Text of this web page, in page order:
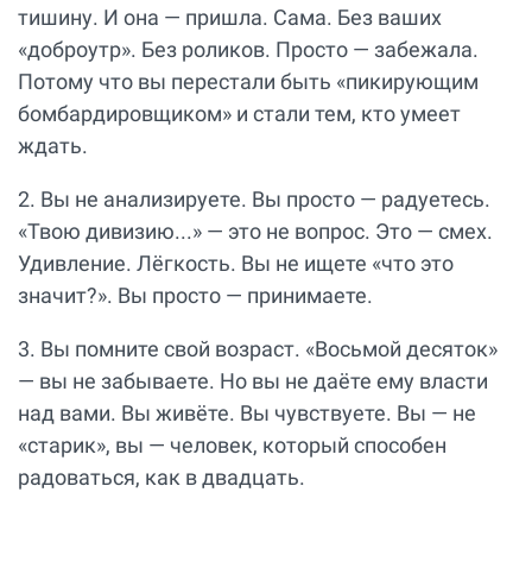
тишину. И она — пришла. Сама. Без ваших
«доброутр». Без роликов. Просто — забежала.
Потому что вы перестали быть «пикирующим
бомбардировщиком» и стали тем, кто умеет
ждать.
2. Вы не анализируете. Вы просто — радуетесь.
«Твою дивизию...» — это не вопрос. Это — смех.
Удивление. Лёгкость. Вы не ищете «что это
значит?». Вы просто — принимаете.
3. Вы помните свой возраст. «Восьмой десяток»
— вы не забываете. Но вы не даёте ему власти
над вами. Вы живёте. Вы чувствуете. Вы — не
«старик», вы — человек, который способен
радоваться, как в двадцать.